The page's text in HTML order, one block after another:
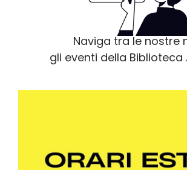
Naviga tra le nostre
gli eventi della